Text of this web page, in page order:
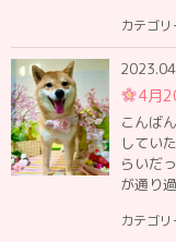
カテゴリ
4月
こんば
してい
らいだ
が通り
カテゴリ